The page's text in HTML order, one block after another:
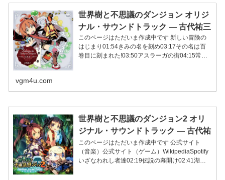
世界樹と不思議のダンジョン オリジ
ナル・サウンドトラック ― 古代祐三
このページはただいま作成中です 新しい冒険の
はじまり01:54きみの名を刻め03:17その名は百
巻目に刻まれた!03:50アスラーガの街04:15常緋
vgm4u.com
世界樹と不思議のダンジョン2 オリ
ジナル・サウンドトラック ― 古代祐
三
このページはただいま作成中です 公式サイト
（音楽）公式サイト（ゲーム）WikipediaSpotify
いざなわれし者達02:19伝説の幕開け02:41湖畔